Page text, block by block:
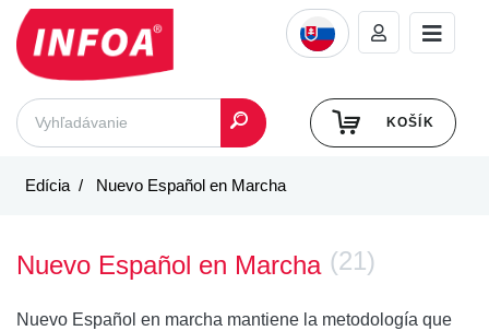
KOŠÍK
Edícia Nuevo Español en Marcha
Nuevo Español en Marcha (21)
Nuevo Español en marcha mantiene la metodología que